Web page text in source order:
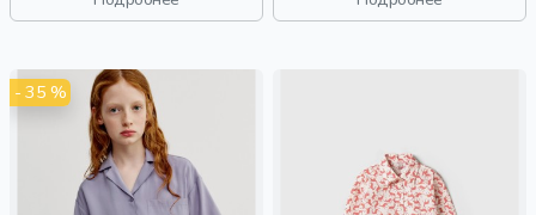
старшеклассники, дети
- 35 %